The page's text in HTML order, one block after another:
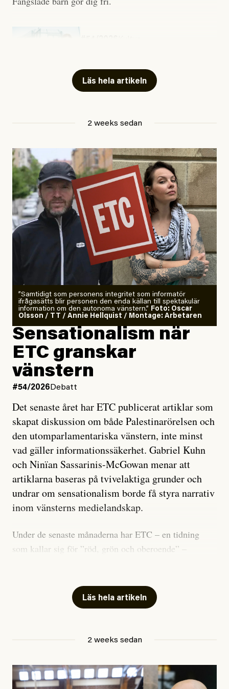
Läs hela artikeln
2 weeks sedan
”Samtidigt som personens integritet som informatör
ifrågasätts blir personen den enda källan till spektakulär
information om den autonoma vänstern.” Foto: Oscar
Olsson / TT / Annie Hellquist / Montage: Arbetaren
Sensationalism när
ETC granskar
vänstern
#54/2026 Debatt
Det senaste året har ETC publicerat artiklar som
skapat diskussion om både Palestinarörelsen och
den utomparlamentariska vänstern, inte minst
vad gäller informationssäkerhet. Gabriel Kuhn
och Ninïan Sassarinis-McGowan menar att
artiklarna baseras på tvivelaktiga grunder och
undrar om sensationalism borde få styra narrativ
inom vänsterns medielandskap.
Under de senaste månaderna har ETC – en tidning
som kallar sig för ”röd, grön och oberoende” –
skriver för? Vad betyder det att vara en ”röd, grön och
oberoende” tidning? Och vad är egentligen bra
utpekas som israelisk infiltratör”. Enligt ingressen
Läs hela artikeln
2 weeks sedan